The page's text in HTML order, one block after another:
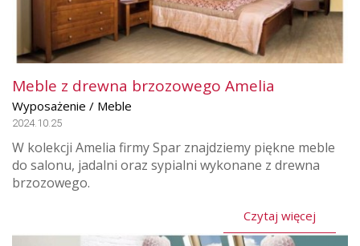
Meble z drewna brzozowego Amelia
Wyposażenie / Meble
2024.10.25
W kolekcji Amelia firmy Spar znajdziemy piękne meble
do salonu, jadalni oraz sypialni wykonane z drewna
brzozowego.
Czytaj więcej